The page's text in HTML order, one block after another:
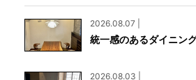
2026.08.07 |
統一感のあるダイニン
2026.08.03 |